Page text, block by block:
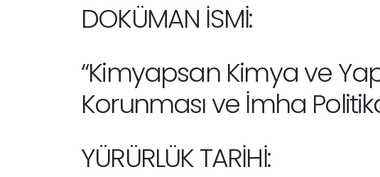
DOKÜMAN İSMİ:
“Kimyapsan Kimya ve
Korunması ve İmha
YÜRÜRLÜK TARİHİ: